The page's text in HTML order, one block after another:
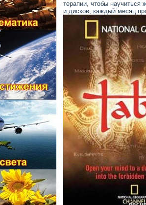
терапии, чтобы научиться
и дисков, каждый месяц